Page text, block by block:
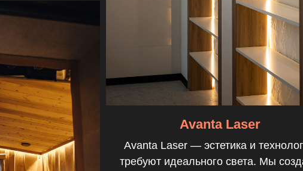
Avanta Laser
Avanta Laser — эстетика и
требуют идеального света. Мы